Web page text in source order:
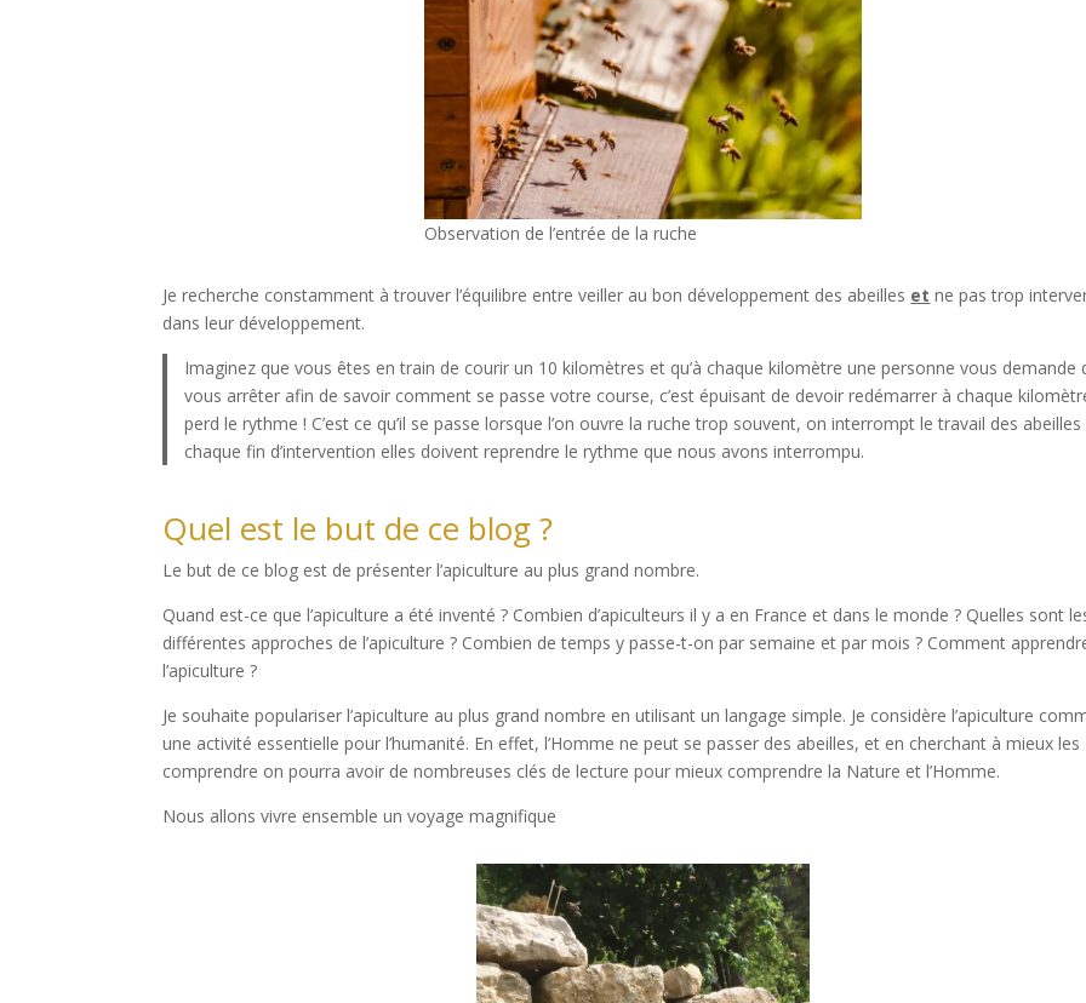
Observation de l’entrée de la ruche
Je recherche constamment à trouver l’équilibre entre veiller au bon développement des abeilles et ne pas trop
dans leur développement.
Imaginez que vous êtes en train de courir un 10 kilomètres et qu’à chaque kilomètre une personne vous demande
vous arrêter afin de savoir comment se passe votre course, c’est épuisant de devoir redémarrer à chaque
perd le rythme ! C’est ce qu’il se passe lorsque l’on ouvre la ruche trop souvent, on interrompt le travail des
chaque fin d’intervention elles doivent reprendre le rythme que nous avons interrompu.
Quel est le but de ce blog ?
Le but de ce blog est de présenter l’apiculture au plus grand nombre.
Quand est-ce que l’apiculture a été inventé ? Combien d’apiculteurs il y a en France et dans le monde ? Quelles sont
différentes approches de l’apiculture ? Combien de temps y passe-t-on par semaine et par mois ? Comment
l’apiculture ?
Je souhaite populariser l’apiculture au plus grand nombre en utilisant un langage simple. Je considère l’apiculture
une activité essentielle pour l’humanité. En effet, l’Homme ne peut se passer des abeilles, et en cherchant à mieux les
comprendre on pourra avoir de nombreuses clés de lecture pour mieux comprendre la Nature et l’Homme.
Nous allons vivre ensemble un voyage magnifique